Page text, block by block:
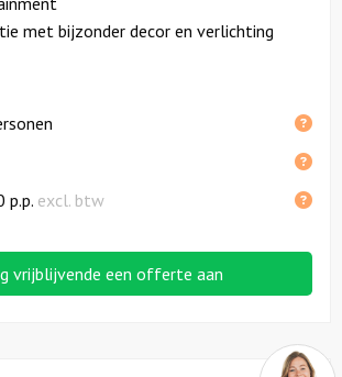
p.p. excl. btw
met bijzonder decor en verlichting
vrijblijvende een offerte aan